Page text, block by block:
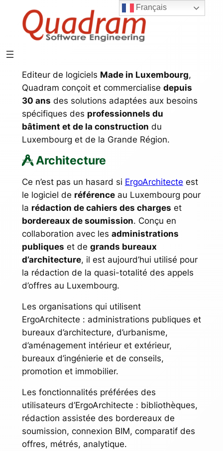
contenu
Editeur de logiciels Made in Luxembourg,
Quadram conçoit et commercialise depuis
30 ans des solutions adaptées aux besoins
spécifiques des professionnels du
bâtiment et de la construction du
Luxembourg et de la Grande Région.
Architecture
Ce n’est pas un hasard si ErgoArchitecte est
le logiciel de référenceau Luxembourg pour
la rédaction de cahiers des charges et
bordereaux de soumission. Conçu en
collaboration avec les administrations
publiques et de grands bureaux
d’architecture, il est aujourd’hui utilisé pour
la rédaction de la quasi-totalité des appels
d’offres au Luxembourg.
Les organisations qui utilisent
ErgoArchitecte : administrations publiques et
bureaux d’architecture, d’urbanisme,
d’aménagement intérieur et extérieur,
bureaux d’ingénierie et de conseils,
promotion et immobilier.
Les fonctionnalités préférées des
utilisateurs d’ErgoArchitecte : bibliothèques,
rédaction assistée des bordereaux de
soumission, connexion BIM, comparatif des
offres, métrés, analytique.
Français